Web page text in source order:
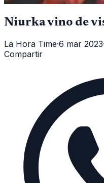
Niurka vino de
La Hora Time·6 mar 2023·
Compartir